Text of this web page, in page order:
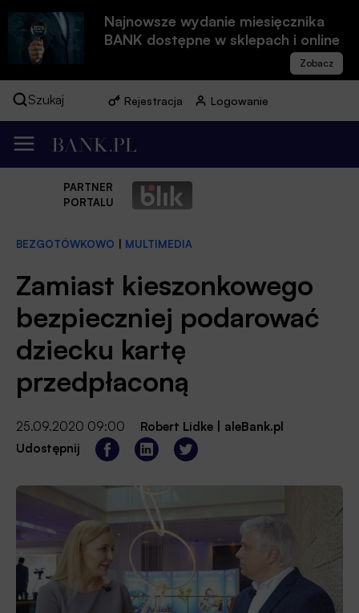
Najnowsze wydanie miesięcznika
BANK dostępne w sklepach i online
Szukaj Rejestracja Logowanie
PARTNER
PORTALU
BEZGOTÓWKOWO MULTIMEDIA
Zamiast kieszonkowego
bezpieczniej podarować
dziecku kartę
przedpłaconą
25.09.2020 09:00 Robert Lidke
aleBank.pl
Udostępnij